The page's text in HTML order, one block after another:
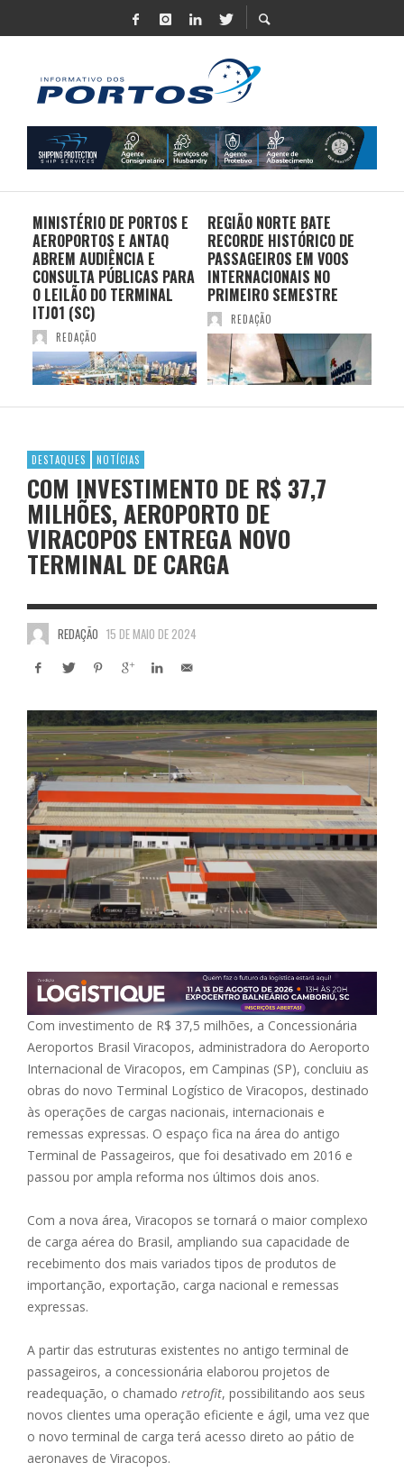
MINISTÉRIO DE PORTOS E
AEROPORTOS E ANTAQ
ABREM AUDIÊNCIA E
CONSULTA PÚBLICAS PARA
O LEILÃO DO TERMINAL
ITJ01 (SC)
REDAÇÃO
REGIÃO NORTE BATE
RECORDE HISTÓRICO DE
PASSAGEIROS EM VOOS
INTERNACIONAIS NO
PRIMEIRO SEMESTRE
REDAÇÃO
DESTAQUES NOTÍCIAS
COM INVESTIMENTO DE R$ 37,7
MILHÕES, AEROPORTO DE
VIRACOPOS ENTREGA NOVO
TERMINAL DE CARGA
REDAÇÃO 15 DE MAIO DE 2024
Com investimento de R$ 37,5 milhões, a Concessionária
Aeroportos Brasil Viracopos, administradora do Aeroporto
Internacional de Viracopos, em Campinas (SP), concluiu as
obras do novo Terminal Logístico de Viracopos, destinado
às operações de cargas nacionais, internacionais e
remessas expressas. O espaço fica na área do antigo
Terminal de Passageiros, que foi desativado em 2016 e
passou por ampla reforma nos últimos dois anos.
Com a nova área, Viracopos se tornará o maior complexo
de carga aérea do Brasil, ampliando sua capacidade de
recebimento dos mais variados tipos de produtos de
importanção, exportação, carga nacional e remessas
expressas.
A partir das estruturas existentes no antigo terminal de
passageiros, a concessionária elaborou projetos de
readequação, o chamado retrofit, possibilitando aos seus
novos clientes uma operação eficiente e ágil, uma vez que
o novo terminal de carga terá acesso direto ao pátio de
aeronaves de Viracopos.